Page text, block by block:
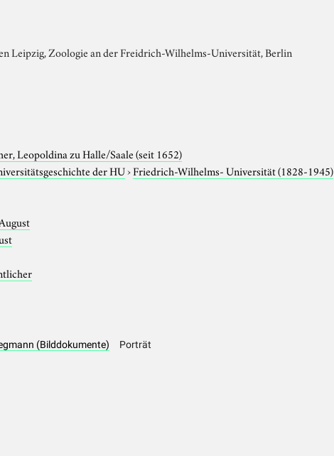
Leipzig, Zoologie an der Freidrich-Wilhelms-Universität, Berlin
Leopoldina zu Halle/Saale (seit 1652)
der HU›Friedrich-Wilhelms- Universität (1828-1945)
(Bilddokumente) Porträt